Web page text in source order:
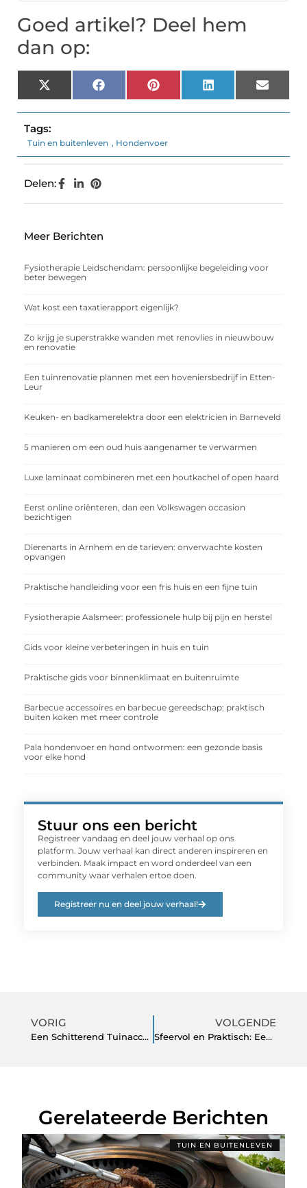
Goed artikel? Deel hem
dan op:
X
(Twitter)
FacebookPinterest LinkedIn Email
Tags:
Tuin en buitenleven , Hondenvoer
Delen:
Meer Berichten
Fysiotherapie Leidschendam: persoonlijke begeleiding voor
beter bewegen
Wat kost een taxatierapport eigenlijk?
Zo krijg je superstrakke wanden met renovlies in nieuwbouw
en renovatie
Een tuinrenovatie plannen met een hoveniersbedrijf in Etten-
Leur
Keuken- en badkamerelektra door een elektricien in Barneveld
5 manieren om een oud huis aangenamer te verwarmen
Luxe laminaat combineren met een houtkachel of open haard
Eerst online oriënteren, dan een Volkswagen occasion
bezichtigen
Dierenarts in Arnhem en de tarieven: onverwachte kosten
opvangen
Praktische handleiding voor een fris huis en een fijne tuin
Fysiotherapie Aalsmeer: professionele hulp bij pijn en herstel
Gids voor kleine verbeteringen in huis en tuin
Praktische gids voor binnenklimaat en buitenruimte
Barbecue accessoires en barbecue gereedschap: praktisch
buiten koken met meer controle
Pala hondenvoer en hond ontwormen: een gezonde basis
voor elke hond
Stuur ons een bericht
Registreer vandaag en deel jouw verhaal op ons
platform. Jouw verhaal kan direct anderen inspireren en
verbinden. Maak impact en word onderdeel van een
community waar verhalen ertoe doen.
Registreer nu en deel jouw verhaal!
VORIG
Een Schitterend Tuinaccent met een Spiegelvijver en de Pondovac 5 voor Onderhoud
VOLGENDE
Sfeervol en Praktisch: Een Lichtsnoer Buiten Ophangen en Werken met een Moestuinbak
Gerelateerde Berichten
TUIN EN BUITENLEVEN